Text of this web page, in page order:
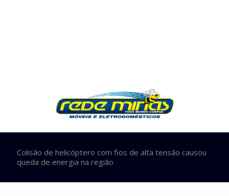
Colisão de helicóptero com fios de alta tensão causou
queda de energia na região